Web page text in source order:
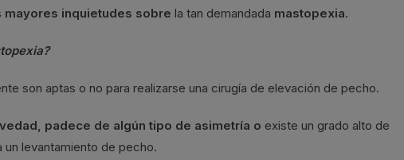
mayores inquietudes sobre la tan demandada mastopexia.
son aptas o no para realizarse una cirugía de elevación de pecho.
padece de algún tipo de asimetría o existe un grado alto de
un levantamiento de pecho.